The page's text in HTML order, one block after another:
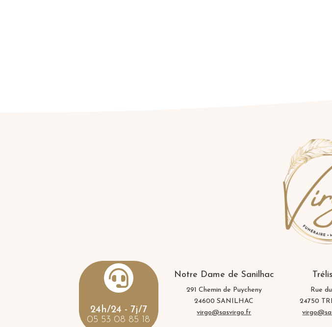

24h/24 - 7j/7
05 53 08 85 18
Notre Dame de Sanilhac
291 Chemin de Puycheny
24600 SANILHAC
virgo@sasvirgo.fr
Rue
24750